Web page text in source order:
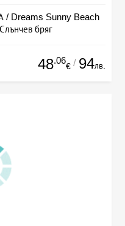
/ Dreams Sunny Beach
бряг
48.06
€ / 94лв.